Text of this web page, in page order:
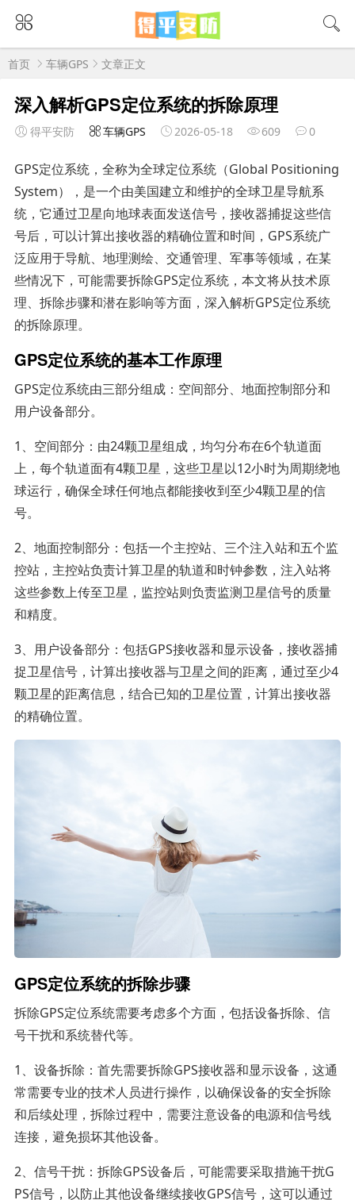
首页 车辆GPS 文章正文
深入解析GPS定位系统的拆除原理
得平安防 车辆GPS 2026-05-18 609 0
GPS定位系统，全称为全球定位系统（Global Positioning
System），是一个由美国建立和维护的全球卫星导航系
统，它通过卫星向地球表面发送信号，接收器捕捉这些信
号后，可以计算出接收器的精确位置和时间，GPS系统广
泛应用于导航、地理测绘、交通管理、军事等领域，在某
些情况下，可能需要拆除GPS定位系统，本文将从技术原
理、拆除步骤和潜在影响等方面，深入解析GPS定位系统
的拆除原理。
GPS定位系统的基本工作原理
GPS定位系统由三部分组成：空间部分、地面控制部分和
用户设备部分。
1、空间部分：由24颗卫星组成，均匀分布在6个轨道面
上，每个轨道面有4颗卫星，这些卫星以12小时为周期绕地
球运行，确保全球任何地点都能接收到至少4颗卫星的信
号。
2、地面控制部分：包括一个主控站、三个注入站和五个监
控站，主控站负责计算卫星的轨道和时钟参数，注入站将
这些参数上传至卫星，监控站则负责监测卫星信号的质量
和精度。
3、用户设备部分：包括GPS接收器和显示设备，接收器捕
捉卫星信号，计算出接收器与卫星之间的距离，通过至少4
颗卫星的距离信息，结合已知的卫星位置，计算出接收器
的精确位置。
GPS定位系统的拆除步骤
拆除GPS定位系统需要考虑多个方面，包括设备拆除、信
号干扰和系统替代等。
1、设备拆除：首先需要拆除GPS接收器和显示设备，这通
常需要专业的技术人员进行操作，以确保设备的安全拆除
和后续处理，拆除过程中，需要注意设备的电源和信号线
连接，避免损坏其他设备。
2、信号干扰：拆除GPS设备后，可能需要采取措施干扰G
PS信号，以防止其他设备继续接收GPS信号，这可以通过